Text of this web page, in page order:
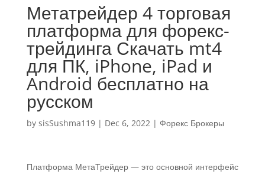
Метатрейдер 4 торговая
платформа для форекс-
трейдинга Скачать mt4
для ПК, iPhone, iPad и
Android бесплатно на
русском
by sisSushma119| Dec 6, 2022| Форекс Брокеры
Платформа МетаТрейдер — это основной интерфейс